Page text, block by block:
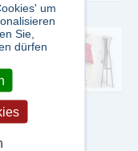
um
Sie,
dürfen